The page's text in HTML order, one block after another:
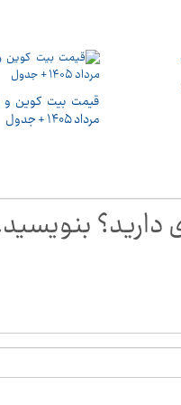
مرداد ۱۴۰۵ + جدول